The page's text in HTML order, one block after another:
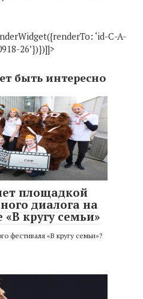
‘id-C-A-
26’})})]]>
быть интересно
площадкой
диалога на
кругу семьи»
фестиваля «В кругу семьи»?